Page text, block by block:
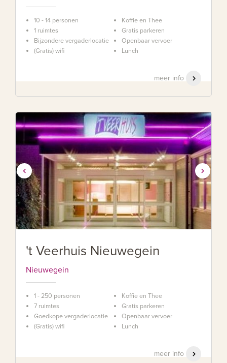
10 - 14 personen
1 ruimtes
Bijzondere vergaderlocatie
(Gratis) wifi
Koffie en Thee
Gratis parkeren
Openbaar vervoer
Lunch
meer info
't Veerhuis Nieuwegein
Nieuwegein
1 - 250 personen
7 ruimtes
Goedkope vergaderlocatie
(Gratis) wifi
Koffie en Thee
Gratis parkeren
Openbaar vervoer
Lunch
meer info